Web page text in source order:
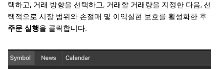
택하고, 거래 방향을 선택하고, 거래할 거래량을 지정한 다음, 선
택적으로 시장 범위와 손절매 및 이익실현 보호를 활성화한 후
주문 실행을 클릭합니다.